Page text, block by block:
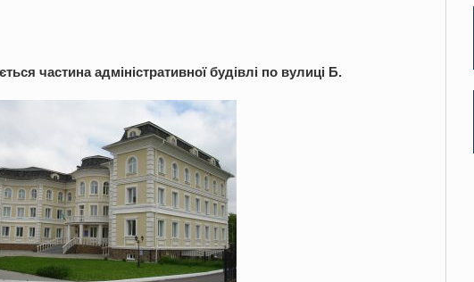
частина адміністративної будівлі по вулиці Б.